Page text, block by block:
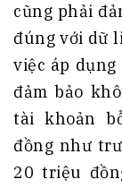
cũng phải
đúng với dữ
việc áp
đảm bảo
tài khoản
đồng như
20 triệu